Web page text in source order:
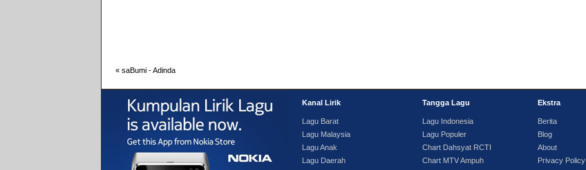
« saBumi - Adinda
Kanal Lirik
Lagu Barat
Lagu Malaysia
Lagu Anak
Lagu Daerah
Tangga Lagu
Lagu Indonesia
Lagu Populer
Chart Dahsyat RCTI
Chart MTV Ampuh
Ekstra
Berita
Blog
About
Privacy Policy